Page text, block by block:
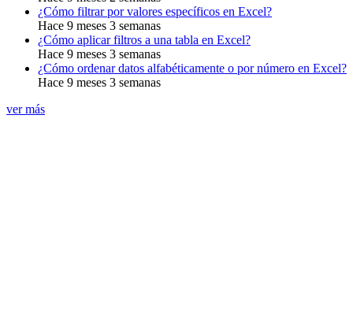
¿Cómo filtrar por valores específicos en Excel?
Hace 9 meses 3 semanas
¿Cómo aplicar filtros a una tabla en Excel?
Hace 9 meses 3 semanas
¿Cómo ordenar datos alfabéticamente o por número en Excel?
Hace 9 meses 3 semanas
ver más